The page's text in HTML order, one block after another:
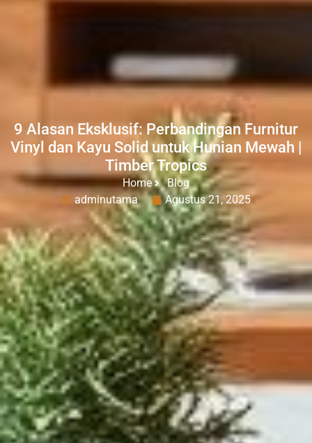
9 Alasan Eksklusif: Perbandingan Furnitur
Vinyl dan Kayu Solid untuk Hunian Mewah |
Timber Tropics
Home
Blog
adminutama
Agustus 21, 2025